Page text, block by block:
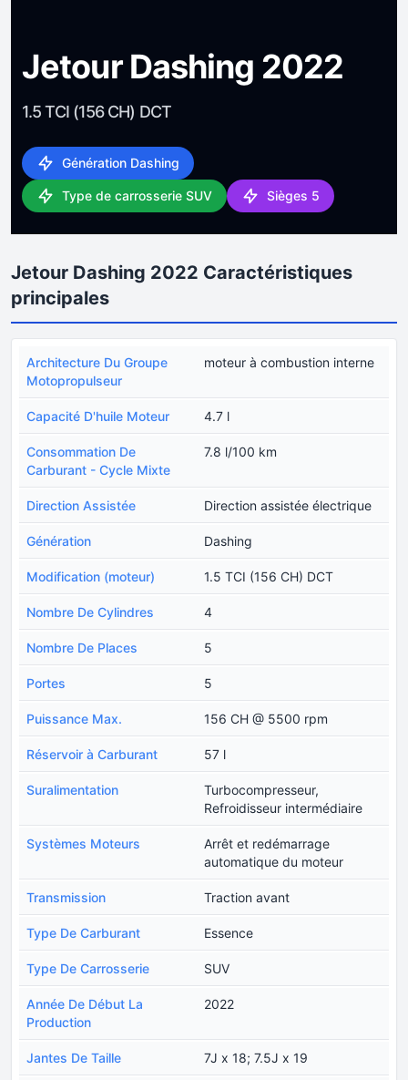
Jetour Dashing 2022
1.5 TCI (156 CH) DCT
Génération Dashing
Type de carrosserie SUV Sièges 5
Jetour Dashing 2022 Caractéristiques
principales
Architecture Du Groupe
Motopropulseur
moteur à combustion interne
Capacité D'huile Moteur 4.7 l
Consommation De
Carburant - Cycle Mixte
7.8 l/100 km
Direction Assistée Direction assistée électrique
Génération Dashing
Modification (moteur) 1.5 TCI (156 CH) DCT
Nombre De Cylindres 4
Nombre De Places 5
Portes 5
Puissance Max. 156 CH @ 5500 rpm
Réservoir à Carburant 57 l
Suralimentation
Turbocompresseur,
Refroidisseur intermédiaire
Systèmes Moteurs
Arrêt et redémarrage
automatique du moteur
Transmission Traction avant
Type De Carburant Essence
Type De Carrosserie SUV
Année De Début La
Production
2022
Jantes De Taille 7J x 18; 7.5J x 19